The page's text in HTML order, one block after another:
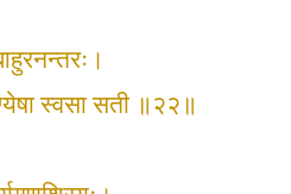
स्वसा सती ॥२२॥